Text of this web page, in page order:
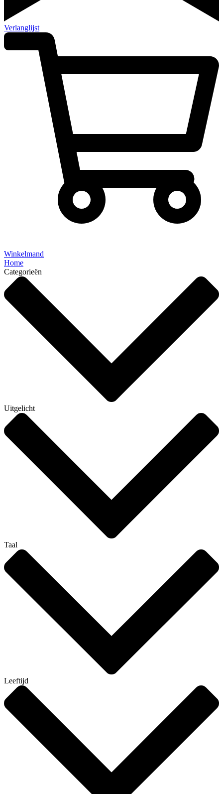
Verlanglijst
Winkelmand
Home
Categorieën
Uitgelicht
Taal
Leeftijd